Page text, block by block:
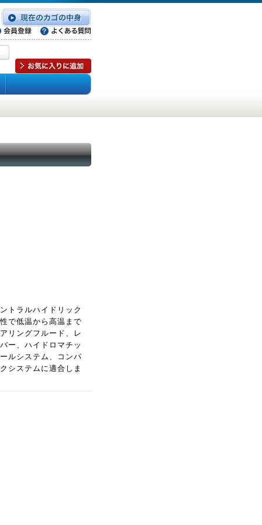
トラルハイドリック
で低温から高温まで
リングフルード、レ
ー、ハイドロマチッ
ルシステム、コンパ
システムに適合しま